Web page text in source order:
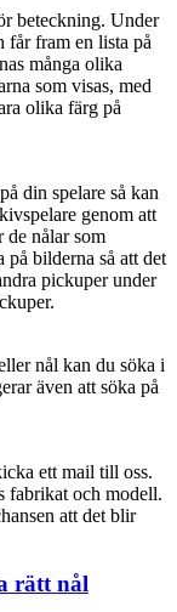
beteckning. Under
får fram en lista på
många olika
som visas, med
olika färg på
din spelare så kan
genom att
nålar som
på bilderna så att det
pickuper under
nål kan du söka i
även att söka på
ett mail till oss.
fabrikat och modell.
att det blir
rätt nål